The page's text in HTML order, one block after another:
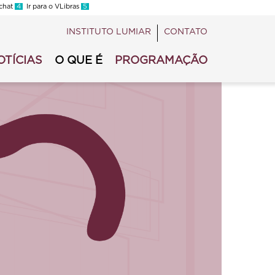
4 Ir para o VLibras 5
INSTITUTO LUMIAR CONTATO
O QUE É PROGRAMAÇÃO